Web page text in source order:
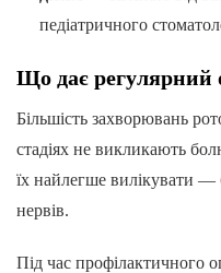
педіатричного
Що дає регулярний
Більшість захворювань
стадіях не викликають
їх найлегше вилікувати —
нервів.
Під час профілактичного